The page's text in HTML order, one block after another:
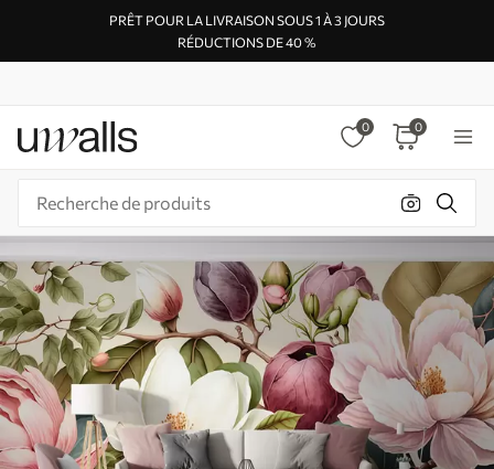
PRÊT POUR LA LIVRAISON SOUS 1 À 3 JOURS
RÉDUCTIONS DE 40 %
0 0